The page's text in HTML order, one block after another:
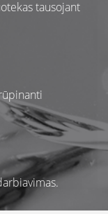
tausojant